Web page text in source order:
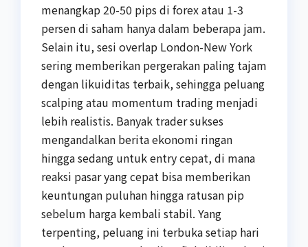
menangkap 20-50 pips di forex atau 1-3
persen di saham hanya dalam beberapa jam.
Selain itu, sesi overlap London-New York
sering memberikan pergerakan paling tajam
dengan likuiditas terbaik, sehingga peluang
scalping atau momentum trading menjadi
lebih realistis. Banyak trader sukses
mengandalkan berita ekonomi ringan
hingga sedang untuk entry cepat, di mana
reaksi pasar yang cepat bisa memberikan
keuntungan puluhan hingga ratusan pip
sebelum harga kembali stabil. Yang
terpenting, peluang ini terbuka setiap hari